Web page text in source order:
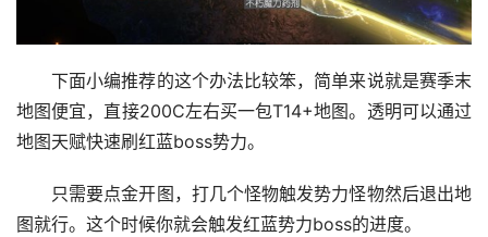
下面小编推荐的这个办法比较笨，简单来说就是赛季末
地图便宜，直接200C左右买一包T14+地图。透明可以通过
地图天赋快速刷红蓝boss势力。
只需要点金开图，打几个怪物触发势力怪物然后退出地
图就行。这个时候你就会触发红蓝势力boss的进度。